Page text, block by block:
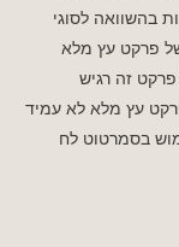
בהשוואה לסוגי
פרקט עץ מלא
זה רגיש
עץ מלא לא עמיד
בסמרטוט לח